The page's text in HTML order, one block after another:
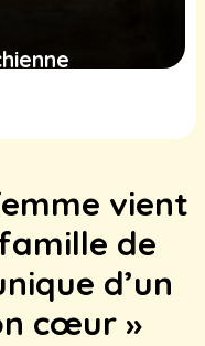
vient
de
d’un
cœur »